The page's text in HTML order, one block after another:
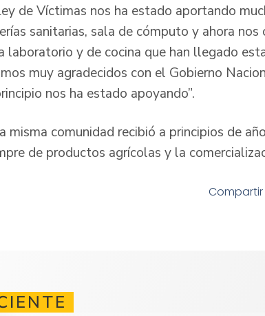
de Víctimas nos ha estado aportando
sanitarias, sala de cómputo y ahora
laboratorio y de cocina que han llegado
muy agradecidos con el Gobierno
nos ha estado apoyando”.
misma comunidad recibió a principios de
de productos agrícolas y la
Compartir